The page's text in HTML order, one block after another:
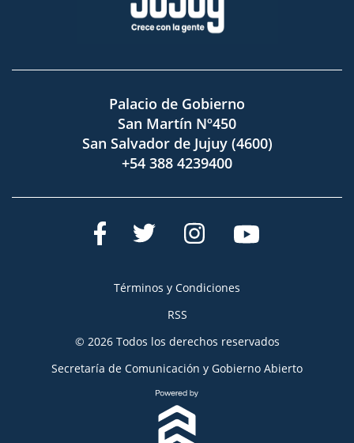
Palacio de Gobierno
San Martín Nº450
San Salvador de Jujuy (4600)
+54 388 4239400
Términos y Condiciones
RSS
© 2026 Todos los derechos reservados
Secretaría de Comunicación y Gobierno Abierto